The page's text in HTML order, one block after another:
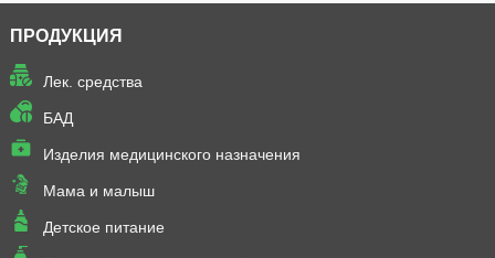
ПРОДУКЦИЯ
Лек. средства
БАД
Изделия медицинского назначения
Мама и малыш
Детское питание